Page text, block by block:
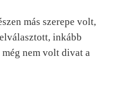
más szerepe volt,
inkább
nem volt divat a